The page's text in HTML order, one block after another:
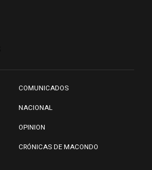
COMUNICADOS
NACIONAL
OPINION
CRÓNICAS DE MACONDO